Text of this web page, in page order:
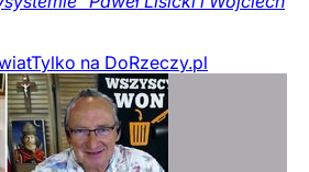
Tylko na DoRzeczy.pl